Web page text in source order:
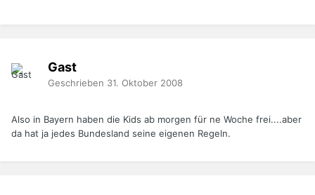
Gast
Geschrieben 31. Oktober 2008
Also in Bayern haben die Kids ab morgen für ne Woche frei....aber
da hat ja jedes Bundesland seine eigenen Regeln.